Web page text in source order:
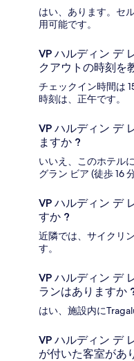
はい、あります。セ
用可能です。
VP ハルディン デ
クアウトの時刻を
チェックイン時間は
時刻は、正午です。
VP ハルディン デ
ますか ?
いいえ、このホテル
グラン ビア (徒歩 16
VP ハルディン デ
すか ?
近隣では、サイクリ
す。
VP ハルディン デ
ランはありますか
はい、施設内に
VP ハルディン デ
が付いた客室があ